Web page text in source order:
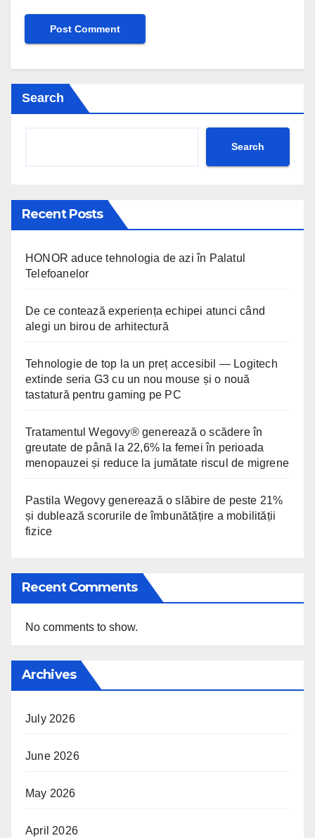
Search
Search
Recent Posts
HONOR aduce tehnologia de azi în Palatul
Telefoanelor
De ce contează experiența echipei atunci când
alegi un birou de arhitectură
Tehnologie de top la un preț accesibil — Logitech
extinde seria G3 cu un nou mouse și o nouă
tastatură pentru gaming pe PC
Tratamentul Wegovy® generează o scădere în
greutate de până la 22,6% la femei în perioada
menopauzei și reduce la jumătate riscul de migrene
Pastila Wegovy generează o slăbire de peste 21%
și dublează scorurile de îmbunătățire a mobilității
fizice
Recent Comments
No comments to show.
Archives
July 2026
June 2026
May 2026
April 2026